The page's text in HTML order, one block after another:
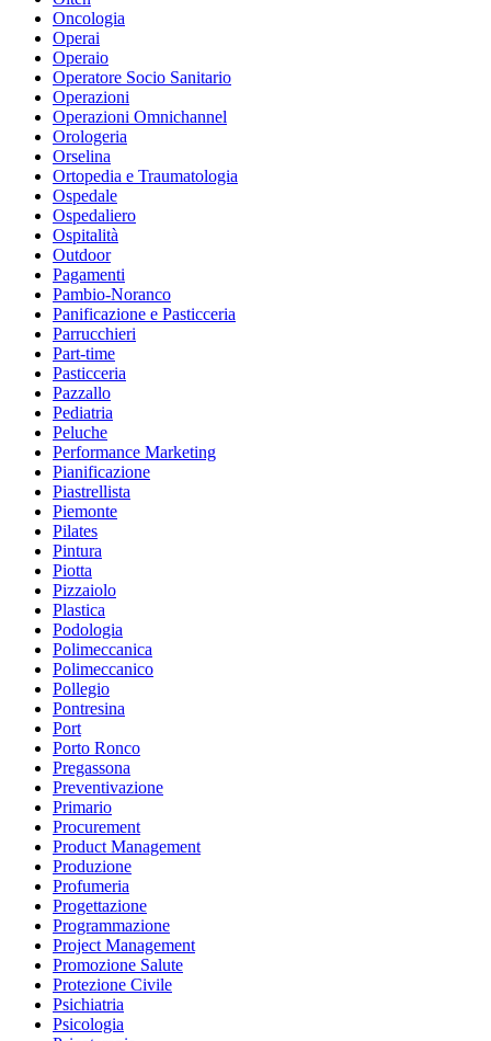
Oncologia
Operai
Operaio
Operatore Socio Sanitario
Operazioni
Operazioni Omnichannel
Orologeria
Orselina
Ortopedia e Traumatologia
Ospedale
Ospedaliero
Ospitalità
Outdoor
Pagamenti
Pambio-Noranco
Panificazione e Pasticceria
Parrucchieri
Part-time
Pasticceria
Pazzallo
Pediatria
Peluche
Performance Marketing
Pianificazione
Piastrellista
Piemonte
Pilates
Pintura
Piotta
Pizzaiolo
Plastica
Podologia
Polimeccanica
Polimeccanico
Pollegio
Pontresina
Port
Porto Ronco
Pregassona
Preventivazione
Primario
Procurement
Product Management
Produzione
Profumeria
Progettazione
Programmazione
Project Management
Promozione Salute
Protezione Civile
Psichiatria
Psicologia